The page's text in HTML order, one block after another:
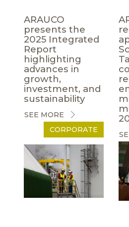
ARAUCO
presents the
2025 Integrated
Report
highlighting
advances in
growth,
investment, and
sustainability
SEE MORE
CORPORATE